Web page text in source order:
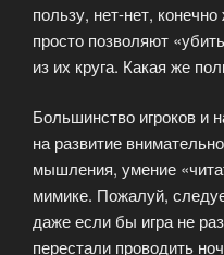
пользу, нет-нет,
просто позволяют
из их круга. Какая же
Большинство игроков и
на развитие
мышления, умение
мимике. Пожалуй,
даже если бы игра не
перестали проводить